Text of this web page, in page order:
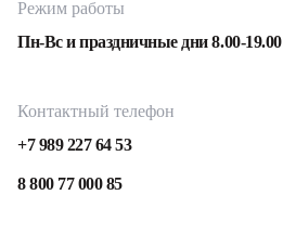
Режим работы
Пн-Вс и праздничные дни 8.00-19.00
Контактный телефон
+7 989 227 64 53
8 800 77 000 85